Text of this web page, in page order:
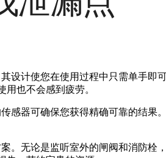
设计使您在使用过程中只需单手即
也不会感到疲劳。
感器可确保您获得精确可靠的结
。无论是监听室外的闸阀和消防